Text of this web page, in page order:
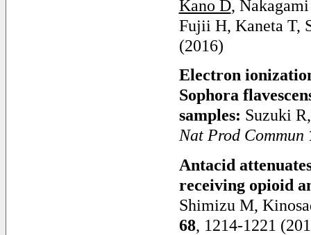
Kano D,
Fujii H, Kaneta T,
(2016)
Electron
Sophora
samples: Suzuki
Nat Prod Commun
Antacid
receiving opioid
Shimizu M,
68, 1214-1221